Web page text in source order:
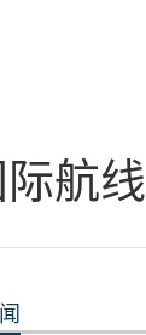
航线